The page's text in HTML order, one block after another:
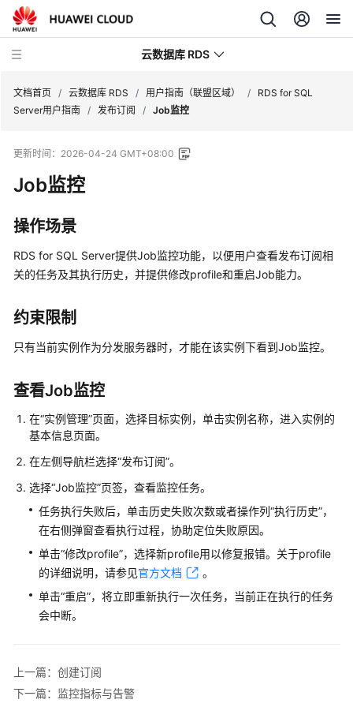
云数据库 RDS
产
介
绍
计
说
明
入
门
核
介
户
践
文档首页 / 云数据库 RDS / 用户指南（联盟区域） /
RDS for SQL
Server用户指南 / 发布订阅 / Job监控
更新时间： 2026-04-24 GMT+08:00
Job监控
操作场景
RDS for SQL Server提供Job监控功能，以便用户查看发布订阅相
关的任务及其执行历史，并提供修改profile和重启Job能力。
约束限制
只有当前实例作为分发服务器时，才能在该实例下看到Job监控。
查看Job监控
在“实例管理”页面，选择目标实例，单击实例名称，进入实例的
基本信息页面。
在左侧导航栏选择“发布订阅”。
选择“Job监控”页签，查看监控任务。
任务执行失败后，单击历史失败次数或者操作列“执行历史”，
在右侧弹窗查看执行过程，协助定位失败原因。
单击“修改profile”，选择新profile用以修复报错。关于profile
的详细说明，请参见官方文档
。
单击“重启”，将立即重新执行一次任务，当前正在执行的任务
会中断。
上一篇：创建订阅
下一篇：监控指标与告警